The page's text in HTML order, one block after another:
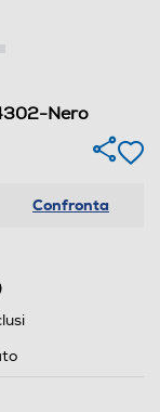
Nero
Confronta